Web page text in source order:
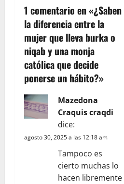
c
i
ó
n
d
e
e
1 comentario en «¿Saben
la diferencia entre la
mujer que lleva burka o
niqab y una monja
católica que decide
ponerse un hábito?»
Mazedona
Craquis craqdi
dice:
agosto 30, 2025 a las 12:18 am
Tampoco es
cierto muchas lo
hacen libremente